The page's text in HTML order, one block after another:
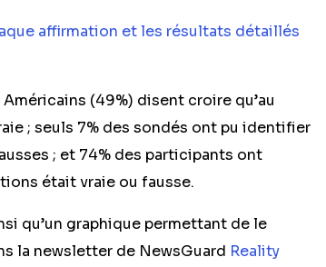
affirmation et les résultats détaillés
(49%) disent croire qu’au
; seuls 7% des sondés ont pu identifier
; et 74% des participants ont
était vraie ou fausse.
qu’un graphique permettant de le
la newsletter de NewsGuard Reality